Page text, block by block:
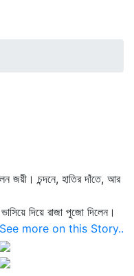
জয়ী। চন্দনে, হাতির দাঁতে, আর
দিয়ে রাজা পুজো দিলেন।
See more on this Story..